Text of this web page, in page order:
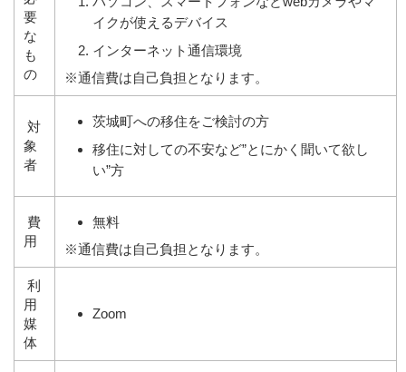
要
な
も
の
イクが使えるデバイス
インターネット通信環境
※通信費は自己負担となります。
対
象
者
茨城町への移住をご検討の方
移住に対しての不安など”とにかく聞いて欲し
い”方
費
用
無料
※通信費は自己負担となります。
利
用
媒
体
Zoom